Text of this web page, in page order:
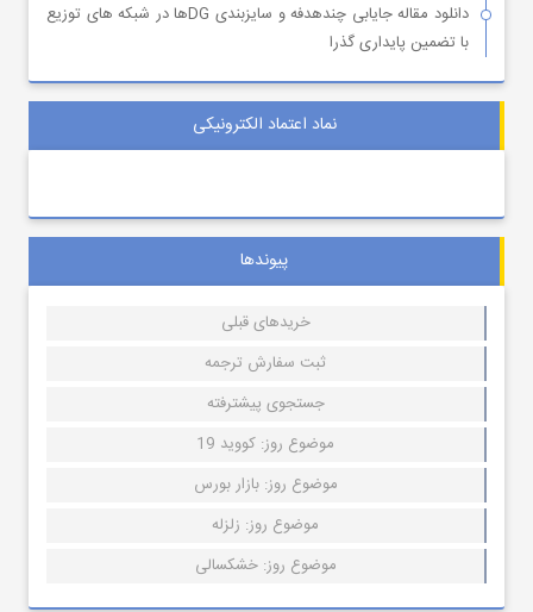
دانلود مقاله جایابی چندهدفه و سایزبندی DGها در شبکه های توزیع
با تضمین پایداری گذرا
نماد اعتماد الکترونیکی
پیوندها
خریدهای قبلی
ثبت سفارش ترجمه
جستجوی پیشترفته
موضوع روز: کووید 19
موضوع روز: بازار بورس
موضوع روز: زلزله
موضوع روز: خشکسالی